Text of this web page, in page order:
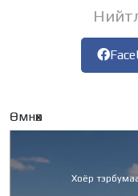
Өмнөх
Хоёр